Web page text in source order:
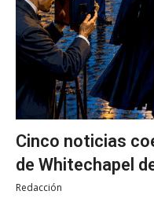
Cinco noticias
de Whitechapel
Redacción